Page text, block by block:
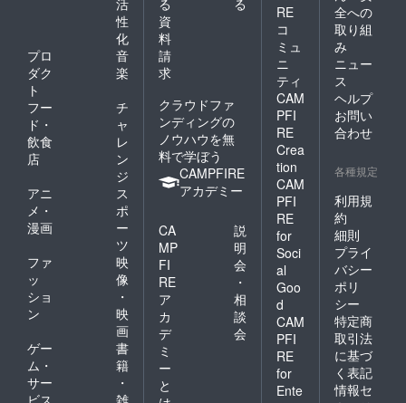
性
化
プロ
ダク
ト
音
楽
フー
ド・
飲食
店
チ
ャ
レ
ン
ジ
アニ
メ・
漫画
ス
ポ
ー
ツ
ファ
ッ
ショ
ン
映
像
・
映
画
ゲー
ム・
サー
ビス
書
籍
・
雑
資
料
請
求
クラウドファ
ンディングの
ノウハウを無
料で学ぼう
CAMPFIRE
アカデミー
CA
MP
FI
RE
ア
カ
デ
ミ
ー
と
説
明
会
・
相
談
会
RE
コ
ミュ
ニ
ティ
CAM
PFI
RE
Crea
tion
CAM
PFI
RE
for
Soci
al
Goo
d
CAM
PFI
RE
for
Ente
全への
取り組
み
ニュー
ス
ヘルプ
お問い
合わせ
各種規定
利用規
約
細則
プライ
バシー
ポリ
シー
特定商
取引法
に基づ
く表記
情報セ